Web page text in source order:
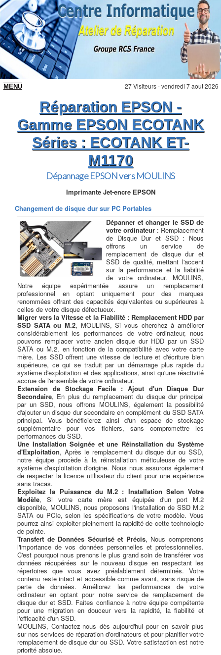
27 Visiteurs - vendredi 7 aout 2026
Réparation EPSON -
Gamme EPSON ECOTANK
Séries : ECOTANK ET-
M1170
Dépannage EPSON vers MOULINS
Imprimante Jet-encre EPSON
Changement de disque dur sur PC Portables
Dépanner et changer le SSD de
votre ordinateur : Remplacement
de Disque Dur et SSD : Nous
offrons un service de
remplacement de disque dur et
SSD de qualité, mettant l'accent
sur la performance et la fiabilité
de votre ordinateur. MOULINS,
Notre équipe expérimentée assure un remplacement
professionnel en optant uniquement pour des marques
renommées offrant des capacités équivalentes ou supérieures à
celles de votre disque défectueux.
Migrer vers la Vitesse et la Fiabilité : Remplacement HDD par
SSD SATA ou M.2, MOULINS, Si vous cherchez à améliorer
considérablement les performances de votre ordinateur, nous
pouvons remplacer votre ancien disque dur HDD par un SSD
SATA ou M.2, en fonction de la compatibilité avec votre carte
mère. Les SSD offrent une vitesse de lecture et d'écriture bien
supérieure, ce qui se traduit par un démarrage plus rapide du
système d'exploitation et des applications, ainsi qu'une réactivité
accrue de l'ensemble de votre ordinateur.
Extension de Stockage Facile : Ajout d'un Disque Dur
Secondaire, En plus du remplacement du disque dur principal
par un SSD, nous offrons MOULINS, également la possibilité
d'ajouter un disque dur secondaire en complément du SSD SATA
principal. Vous bénéficierez ainsi d'un espace de stockage
supplémentaire pour vos fichiers, sans compromettre les
performances du SSD.
Une Installation Soignée et une Réinstallation du Système
d'Exploitation, Après le remplacement du disque dur ou SSD,
notre équipe procède à la réinstallation méticuleuse de votre
système d'exploitation d'origine. Nous nous assurons également
de respecter la licence utilisateur du client pour une expérience
sans tracas.
Exploitez la Puissance du M.2 : Installation Selon Votre
Modèle, Si votre carte mère est équipée d'un port M.2
disponible, MOULINS, nous proposons l'installation de SSD M.2
SATA ou PCIe, selon les spécifications de votre modèle. Vous
pourrez ainsi exploiter pleinement la rapidité de cette technologie
de pointe.
Transfert de Données Sécurisé et Précis, Nous comprenons
l'importance de vos données personnelles et professionnelles.
C'est pourquoi nous prenons le plus grand soin de transférer vos
données récupérées sur le nouveau disque en respectant les
répertoires que vous avez préalablement déterminés. Votre
contenu reste intact et accessible comme avant, sans risque de
perte de données. Améliorez les performances de votre
ordinateur en optant pour notre service de remplacement de
disque dur et SSD. Faites confiance à notre équipe compétente
pour une migration en douceur vers la rapidité, la fiabilité et
l'efficacité d'un SSD.
MOULINS, Contactez-nous dès aujourd'hui pour en savoir plus
sur nos services de réparation d'ordinateurs et pour planifier votre
remplacement de disque dur ou SSD. Votre satisfaction est notre
priorité absolue.